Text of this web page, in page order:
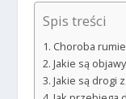
Spis treści
Choroba
Jakie są
Jakie są drogi